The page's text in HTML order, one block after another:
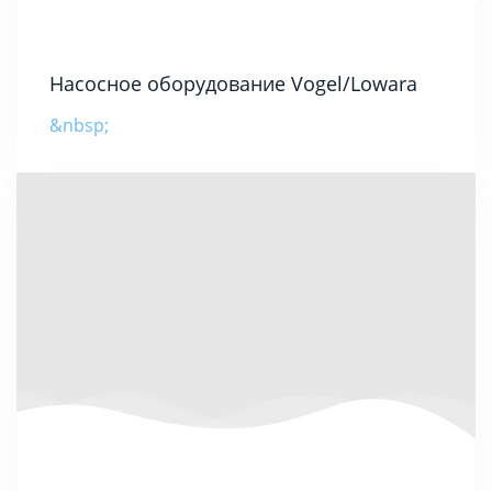
Насосное оборудование Vogel/Lowara
&nbsp;